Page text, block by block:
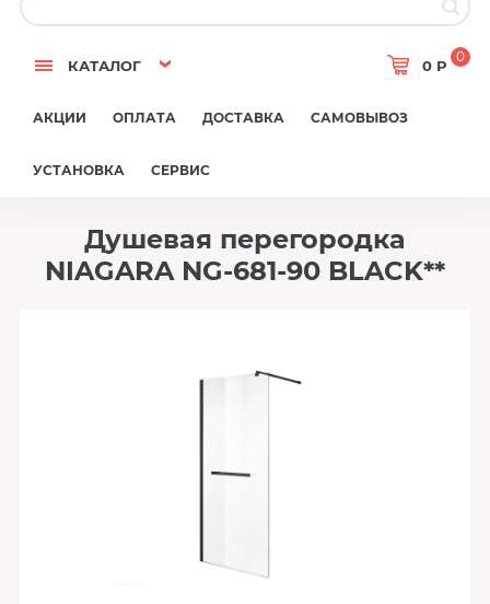
КАТАЛОГ 0 Р
0
АКЦИИ ОПЛАТА ДОСТАВКА САМОВЫВОЗ
УСТАНОВКА СЕРВИС
Душевая перегородка
NIAGARA NG-681-90 BLACK**